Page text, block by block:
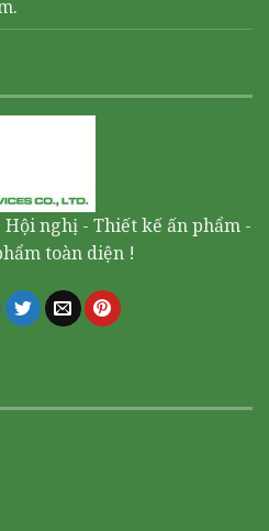
nghị - Thiết kế ấn phẩm -
toàn diện !